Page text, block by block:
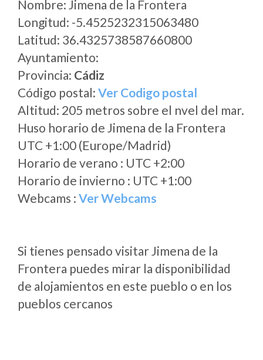
Nombre: Jimena de la Frontera
Longitud: -5.4525232315063480
Latitud: 36.4325738587660800
Ayuntamiento:
Provincia: Cádiz
Código postal: Ver Codigo postal
Altitud: 205 metros sobre el nvel del mar.
Huso horario de Jimena de la Frontera
UTC +1:00 (Europe/Madrid)
Horario de verano : UTC +2:00
Horario de invierno : UTC +1:00
Webcams : Ver Webcams
Si tienes pensado visitar Jimena de la
Frontera puedes mirar la disponibilidad
de alojamientos en este pueblo o en los
pueblos cercanos